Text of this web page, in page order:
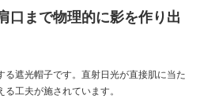
口まで物理的に影を作り出
る遮光帽子です。直射日光が直接肌に当た
工夫が施されています。